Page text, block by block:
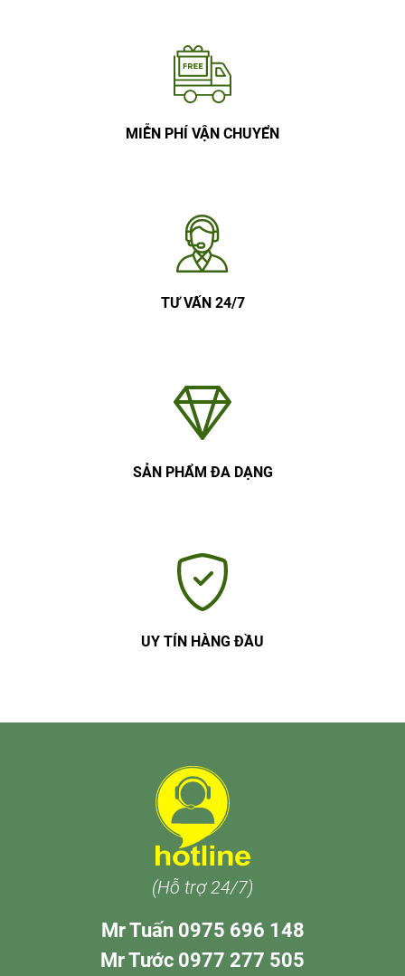
MIỄN PHÍ VẬN CHUYỂN
TƯ VẤN 24/7
SẢN PHẨM ĐA DẠNG
UY TÍN HÀNG ĐẦU
(Hỗ trợ 24/7)
Mr Tuấn 0975 696 148
Mr Tước 0977 277 505